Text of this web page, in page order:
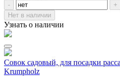
-
+
Нет в наличии
Узнать о наличии
Совок садовый, для посадки
Krumpholz